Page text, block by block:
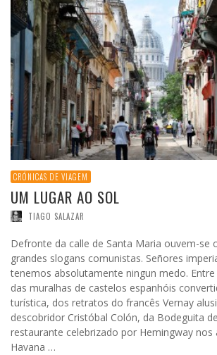
CRÓNICAS DE VIAGEM
UM LUGAR AO SOL
TIAGO SALAZAR
Defronte da calle de Santa Maria ouvem-se
grandes slogans comunistas. Señores
tenemos absolutamente ningun medo. Entre
das muralhas de castelos espanhóis
turística, dos retratos do francês Vernay
descobridor Cristóbal Colón, da Bodeguita
restaurante celebrizado por Hemingway nos
Havana …